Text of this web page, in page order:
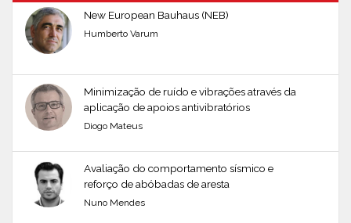
New European Bauhaus (NEB)
Humberto Varum
Minimização de ruído e vibrações através da
aplicação de apoios antivibratórios
Diogo Mateus
Avaliação do comportamento sísmico e
reforço de abóbadas de aresta
Nuno Mendes